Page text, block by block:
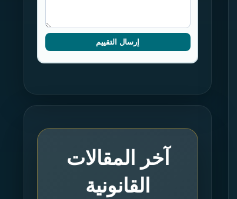
إرسال التقييم
آخر المقالات
القانونية